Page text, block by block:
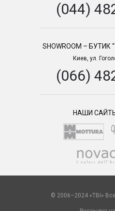
(044)
SHOWROOM – БУТИК
Киев, ул.
(066)
НАШИ
© 2006–2024 «TBI»